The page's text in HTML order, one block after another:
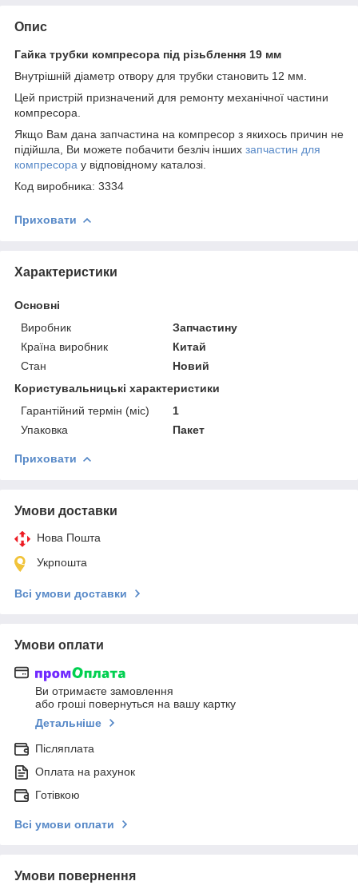
Опис
Гайка трубки компресора під різьблення 19 мм
Внутрішній діаметр отвору для трубки становить 12 мм.
Цей пристрій призначений для ремонту механічної частини
компресора.
Якщо Вам дана запчастина на компресор з якихось причин не
підійшла, Ви можете побачити безліч інших запчастин для
компресора у відповідному каталозі.
Код виробника: 3334
Приховати
Характеристики
Основні
Виробник
Запчастину
Країна виробник
Китай
Стан
Новий
Користувальницькі характеристики
Гарантійний термін (міс)
1
Упаковка
Пакет
Приховати
Умови доставки
Нова Пошта
Укрпошта
Всі умови доставки
Умови оплати
Ви отримаєте замовлення
або гроші повернуться на вашу картку
Детальніше
Післяплата
Оплата на рахунок
Готівкою
Всі умови оплати
Умови повернення